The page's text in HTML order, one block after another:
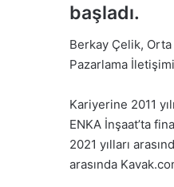
başladı.
Berkay Çelik,
Pazarlama
Kariyerine 2011
ENKA İnşaat’ta
2021 yılları
arasında